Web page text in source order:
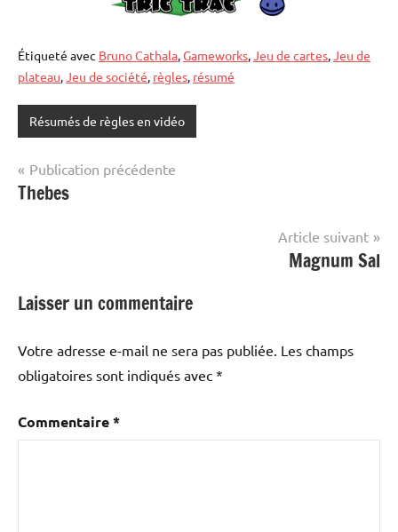
Étiqueté avec Bruno Cathala,Gameworks,Jeu de cartes,Jeu de
plateau,Jeu de société, règles, résumé
Résumés de règles en vidéo
Navigation
de
Publication précédente
Thebes
Article suivant
Magnum Sal
Laisser un commentaire
Votre adresse e-mail ne sera pas publiée. Les champs
obligatoires sont indiqués avec *
Commentaire*